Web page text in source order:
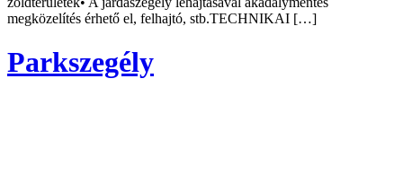
megközelítés érhető el, felhajtó, stb.TECHNIKAI […]
Parkszegély